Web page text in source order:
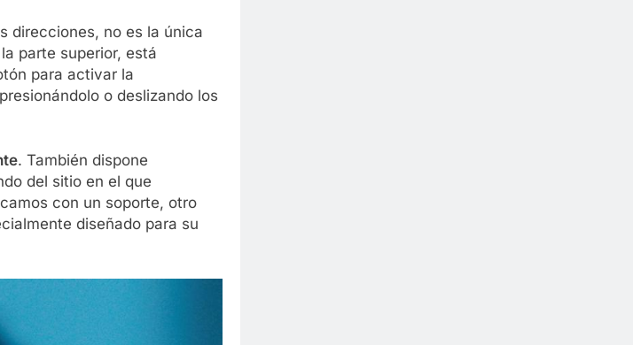
direcciones, no es la única
parte superior, está
para activar la
o deslizando los
. También dispone
del sitio en el que
con un soporte, otro
diseñado para su